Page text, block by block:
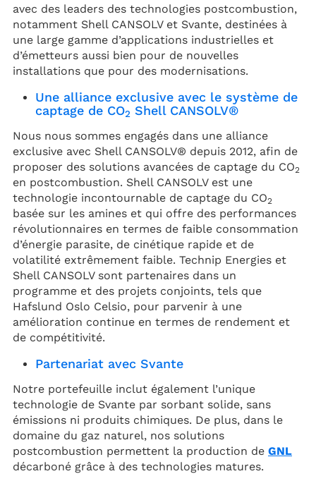
avec des leaders des technologies postcombustion,
notamment Shell CANSOLV et Svante, destinées à
une large gamme d’applications industrielles et
d’émetteurs aussi bien pour de nouvelles
installations que pour des modernisations.
Une alliance exclusive avec le système de
captage de CO2 Shell CANSOLV®
Nous nous sommes engagés dans une alliance
exclusive avec Shell CANSOLV® depuis 2012, afin de
proposer des solutions avancées de captage du CO2
en postcombustion. Shell CANSOLV est une
technologie incontournable de captage du CO2
basée sur les amines et qui offre des performances
révolutionnaires en termes de faible consommation
d’énergie parasite, de cinétique rapide et de
volatilité extrêmement faible. Technip Energies et
Shell CANSOLV sont partenaires dans un
programme et des projets conjoints, tels que
Hafslund Oslo Celsio, pour parvenir à une
amélioration continue en termes de rendement et
de compétitivité.
Partenariat avec Svante
Notre portefeuille inclut également l’unique
technologie de Svante par sorbant solide, sans
émissions ni produits chimiques. De plus, dans le
domaine du gaz naturel, nos solutions
postcombustion permettent la production de GNL
décarboné grâce à des technologies matures.